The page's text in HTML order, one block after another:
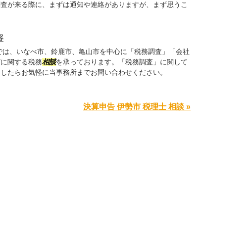
が来る際に、まずは通知や連絡がありますが、まず思うこ
は、いなべ市、鈴鹿市、亀山市を中心に「税務調査」「会社
関する税務相談を承っております。「税務調査」に関して
たらお気軽に当事務所までお問い合わせください。
決算申告 伊勢市 税理士 相談 »